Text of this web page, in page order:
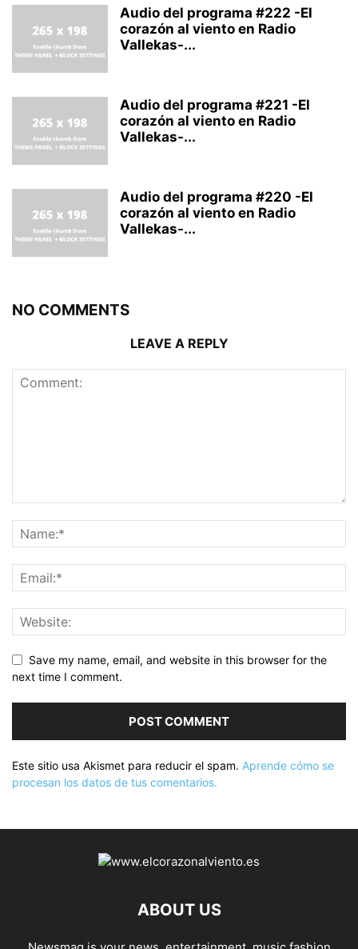
Audio del programa #222 -El
corazón al viento en Radio
Vallekas-...
Audio del programa #221 -El
corazón al viento en Radio
Vallekas-...
Audio del programa #220 -El
corazón al viento en Radio
Vallekas-...
NO COMMENTS
LEAVE A REPLY
Save my name, email, and website in this browser for the
next time I comment.
Este sitio usa Akismet para reducir el spam. Aprende cómo se
procesan los datos de tus comentarios.
ABOUT US